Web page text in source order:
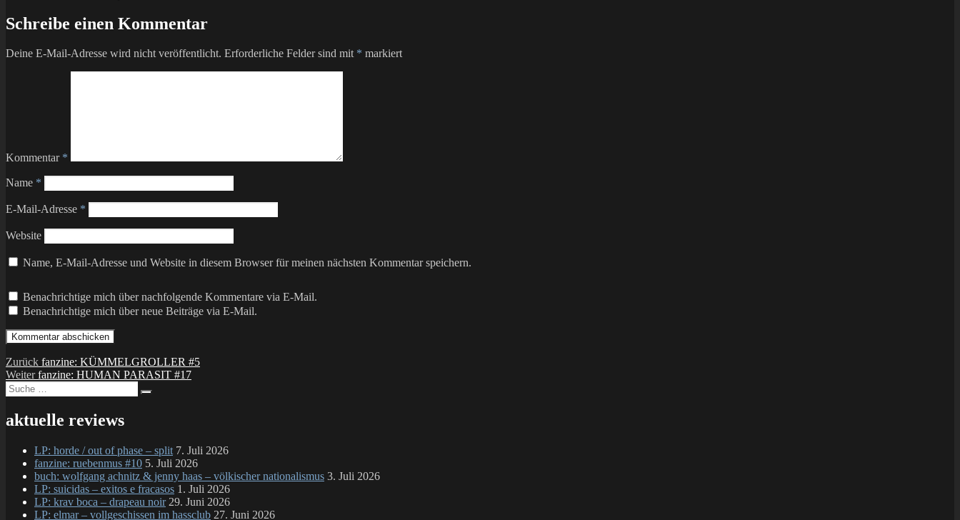
Schreibe einen Kommentar
Deine E-Mail-Adresse wird nicht veröffentlicht. Erforderliche Felder sind mit * markiert
Kommentar *
Name *
E-Mail-Adresse *
Website
Name, E-Mail-Adresse und Website in diesem Browser für meinen nächsten Kommentar speichern.
Benachrichtige mich über nachfolgende Kommentare via E-Mail.
Benachrichtige mich über neue Beiträge via E-Mail.
Beitragsnavigation
Zurück Vorheriger
Beitrag:
fanzine: KÜMMELGROLLER #5
Weiter Nächster
fanzine: HUMAN PARASIT #17
Suche
nach:
aktuelle reviews
LP: horde / out of phase – split 7. Juli 2026
fanzine: ruebenmus #10 5. Juli 2026
buch: wolfgang achnitz & jenny haas – völkischer nationalismus 3. Juli 2026
LP: suicidas – exitos e fracasos 1. Juli 2026
LP: krav boca – drapeau noir 29. Juni 2026
LP: elmar – vollgeschissen im hassclub 27. Juni 2026